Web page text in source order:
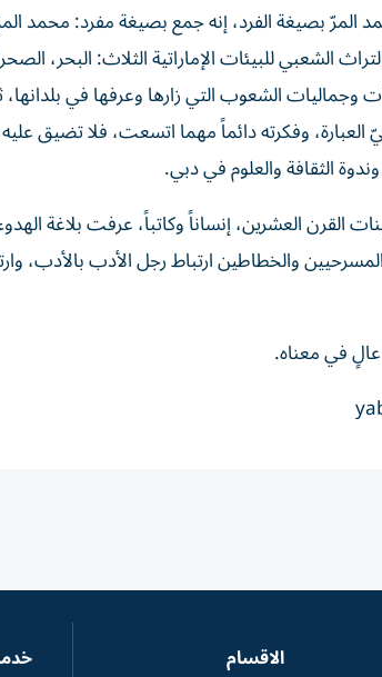
بصيغة الفرد، إنه جمع بصيغة مفرد: محمد
الشعبي للبيئات الإماراتية الثلاث: البحر،
وجماليات الشعوب التي زارها وعرفها في
العبارة، وفكرته دائماً مهما اتسعت، فلا تضيق
الثقافة والعلوم في دبي.
القرن العشرين، إنساناً وكاتباً، عرفت بلاغة
والخطاطين ارتباط رجل الأدب بالأدب،
في معناه.
الاقسام